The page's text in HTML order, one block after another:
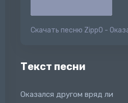
Скачать песню ZippO -
Текст песни
Оказался другом вряд ли